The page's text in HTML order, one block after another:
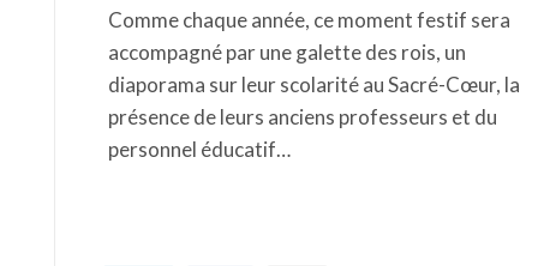
Comme chaque année, ce moment festif sera
accompagné par une galette des rois, un
diaporama sur leur scolarité au Sacré-Cœur, la
présence de leurs anciens professeurs et du
personnel éducatif…